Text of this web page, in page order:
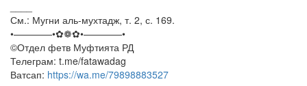
См.: Мугни аль-мухтадж, т. 2, с. 169.
•————•✿❁✿•————•
©️Отдел фетв Муфтията РД
Телеграм: t.me/fatawadag
Ватсап: https://wa.me/79898883527